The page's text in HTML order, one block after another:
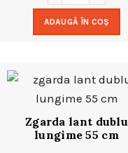
ADAUGĂ ÎN COȘ
Zgarda lant dublu
lungime 55 cm